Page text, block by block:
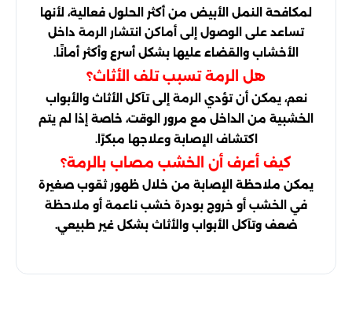
لمكافحة النمل الأبيض من أكثر الحلول فعالية، لأنها
تساعد على الوصول إلى أماكن انتشار الرمة داخل
الأخشاب والقضاء عليها بشكل أسرع وأكثر أمانًا.
هل الرمة تسبب تلف الأثاث؟
نعم، يمكن أن تؤدي الرمة إلى تآكل الأثاث والأبواب
الخشبية من الداخل مع مرور الوقت، خاصة إذا لم يتم
اكتشاف الإصابة وعلاجها مبكرًا.
كيف أعرف أن الخشب مصاب بالرمة؟
يمكن ملاحظة الإصابة من خلال ظهور ثقوب صغيرة
في الخشب أو خروج بودرة خشب ناعمة أو ملاحظة
ضعف وتآكل الأبواب والأثاث بشكل غير طبيعي.